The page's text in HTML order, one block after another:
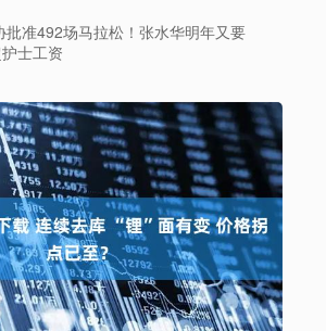
批准492场马拉松！张水华明年又要
士工资